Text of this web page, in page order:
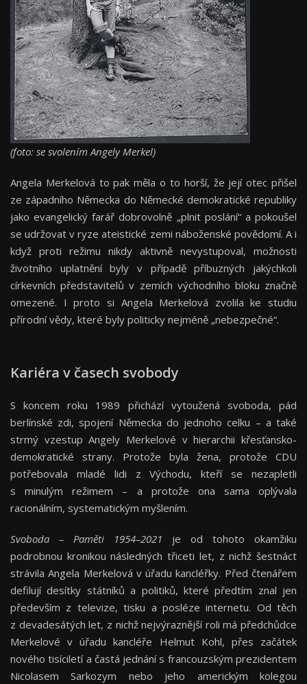
(foto: se svolením Angely Merkel)
Angela Merkelová to pak měla o to horší, že její otec přišel
ze západního Německa do Německé demokratické republiky
jako evangelický farář dobrovolně „plnit poslání“ a pokoušel
se udržovat v ryze ateistické zemi náboženské povědomí. A i
když proti režimu nikdy aktivně nevystupoval, možnosti
životního uplatnění byly v případě příbuzných jakýchkoli
církevních představitelů v zemích východního bloku značně
omezené. I proto si Angela Merkelová zvolila ke studiu
přírodní vědy, které byly politicky nejméně „nebezpečné“.
Kariéra v časech svobody
S koncem roku 1989 přichází vytoužená svoboda, pád
berlínské zdi, spojení Německa do jednoho celku – a také
strmý vzestup Angely Merkelové v hierarchii křesťansko-
demokratické strany. Protože byla žena, protože CDU
potřebovala mladé lidi z Východu, kteří se nezapletli
s minulým režimem – a protože ona sama oplývala
racionálním, systematickým myšlením.
Svoboda – Paměti 1954–2021 je od tohoto okamžiku
podrobnou kronikou následných třiceti let, z nichž šestnáct
strávila Angela Merkelová v úřadu kancléřky. Před čtenářem
defilují desítky státníků a politiků, které předtím znal jen
především z televize, tisku a posléze internetu. Od těch
z devadesátých let, z nichž nejvýraznější roli má předchůdce
Merkelové v úřadu kancléře Helmut Kohl, přes začátek
nového tisíciletí a častá jednání s francouzským prezidentem
Nicolasem Sarkozym nebo jeho americkým kolegou